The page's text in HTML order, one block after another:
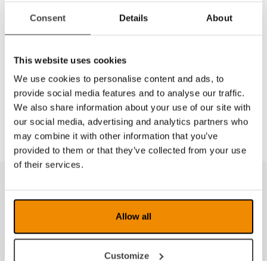
Consent Details About
This website uses cookies
We use cookies to personalise content and ads, to
provide social media features and to analyse our traffic.
We also share information about your use of our site with
our social media, advertising and analytics partners who
may combine it with other information that you’ve
provided to them or that they’ve collected from your use
of their services.
Allow all
Customize
So finden Sie uns
(Hinterbrunnenstrasse 1, Winterberg)
Klicken Sie auf den Plan unten, um diesen zu
vergrössern.
Wegbeschrieb und Lageplan (PDF-File)